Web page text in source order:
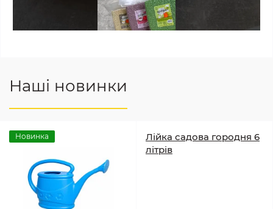
Наші новинки
Новинка
Лійка садова городня 6
літрів